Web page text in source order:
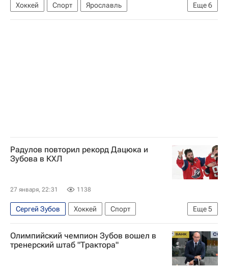
Еще6
Хоккей Спорт
Ярославль
Александр Елесин
Илья Николаев
Радулов повторил рекорд Дацюка и
Зубова в КХЛ
27 января, 22:31 1138
Еще5
Сергей Зубов Хоккей
Спорт
Александр Радулов
Павел Дацюк
Локомотив (Ярославль)
Олимпийский чемпион Зубов вошел в
тренерский штаб "Трактора"